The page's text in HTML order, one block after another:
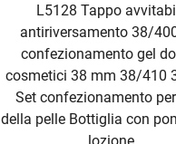
L5128 Tappo
antiriversamento 38/
confezionamento gel
cosmetici 38 mm 38/410
Set confezionamento
della pelle Bottiglia con